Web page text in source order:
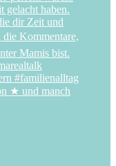
★ und manch